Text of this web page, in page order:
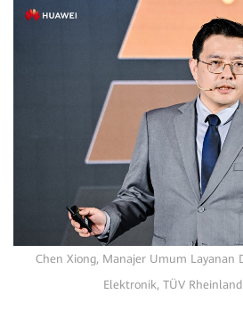
Chen Xiong, Manajer Umum Layanan
Elektronik, TÜV